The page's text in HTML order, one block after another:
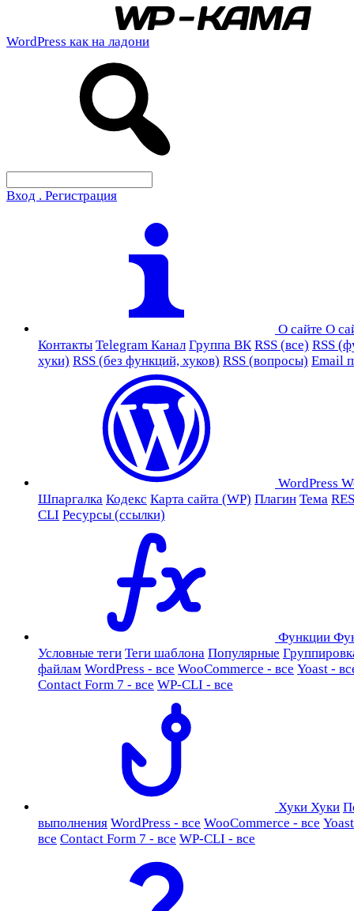
WordPress как на ладони
Вход . Регистрация
О сайте О
Контакты Telegram Канал Группа ВК RSS (все) RSS
хуки) RSS (без функций, хуков) RSS (вопросы) Email
WordPress
Шпаргалка Кодекс Карта сайта (WP) Плагин Тема
CLI Ресурсы (ссылки)
Функции
Условные теги Теги шаблона Популярные
файлам WordPress - все WooCommerce - все Yoast -
Contact Form 7 - все WP-CLI - все
Хуки Хуки
выполнения WordPress - все WooCommerce - все
все Contact Form 7 - все WP-CLI - все